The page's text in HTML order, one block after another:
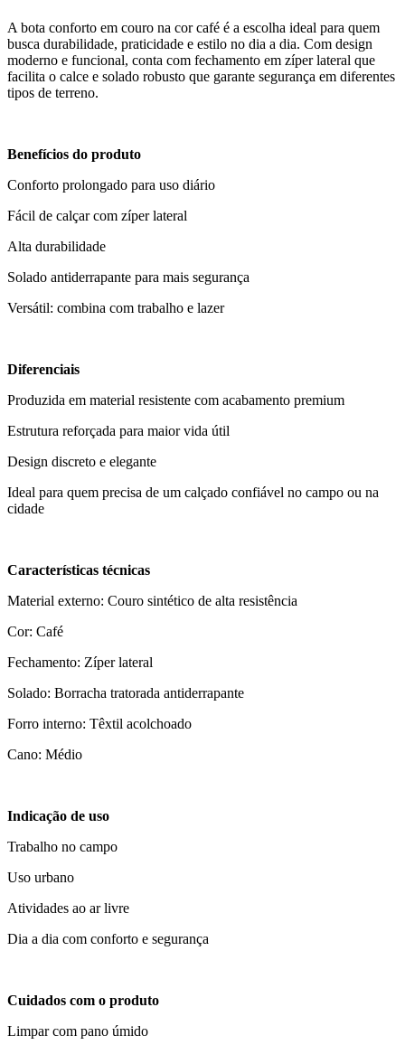
A bota conforto em couro na cor café é a escolha ideal para quem
busca durabilidade, praticidade e estilo no dia a dia. Com design
moderno e funcional, conta com fechamento em zíper lateral que
facilita o calce e solado robusto que garante segurança em diferentes
tipos de terreno.
Benefícios do produto
Conforto prolongado para uso diário
Fácil de calçar com zíper lateral
Alta durabilidade
Solado antiderrapante para mais segurança
Versátil: combina com trabalho e lazer
Diferenciais
Produzida em material resistente com acabamento premium
Estrutura reforçada para maior vida útil
Design discreto e elegante
Ideal para quem precisa de um calçado confiável no campo ou na
cidade
Características técnicas
Material externo: Couro sintético de alta resistência
Cor: Café
Fechamento: Zíper lateral
Solado: Borracha tratorada antiderrapante
Forro interno: Têxtil acolchoado
Cano: Médio
Indicação de uso
Trabalho no campo
Uso urbano
Atividades ao ar livre
Dia a dia com conforto e segurança
Cuidados com o produto
Limpar com pano úmido